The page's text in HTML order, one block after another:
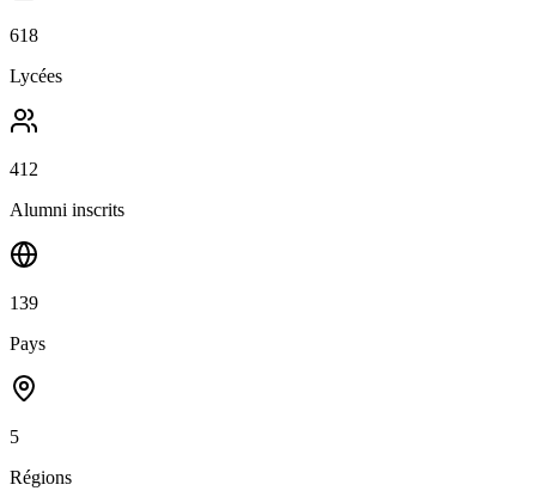
618
Lycées
412
Alumni inscrits
139
Pays
5
Régions